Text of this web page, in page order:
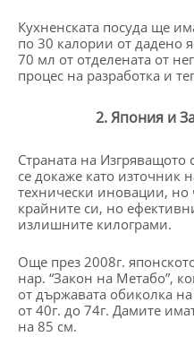
Кухненската посуда ще
по 30 калории от дадено
70 мл от отделената от
процес на разработка и
2. Япония и
Страната на Изгряващото
се докаже като източник
технически иновации, но
крайните си, но
излишните килограми.
Още през 2008г.
нар. “Закон на Метабо”,
от държавата обиколка
от 40г. до 74г. Дамите
на 85 см.